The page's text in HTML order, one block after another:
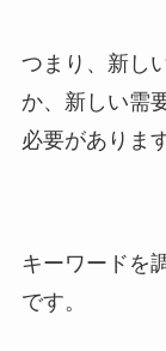
つまり、新し
か、新しい需
必要がありま
キーワードを
です。